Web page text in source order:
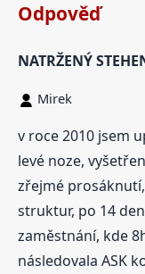
Odpověď
NATRŽENÝ
Mirek
v roce 2010 jsem
levé noze,
zřejmé
struktur, po 14
zaměstnání, kde
následovala ASK